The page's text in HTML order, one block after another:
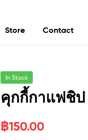
Store Contact
In Stock
คุกกี้กาแฟชิป
฿150.00